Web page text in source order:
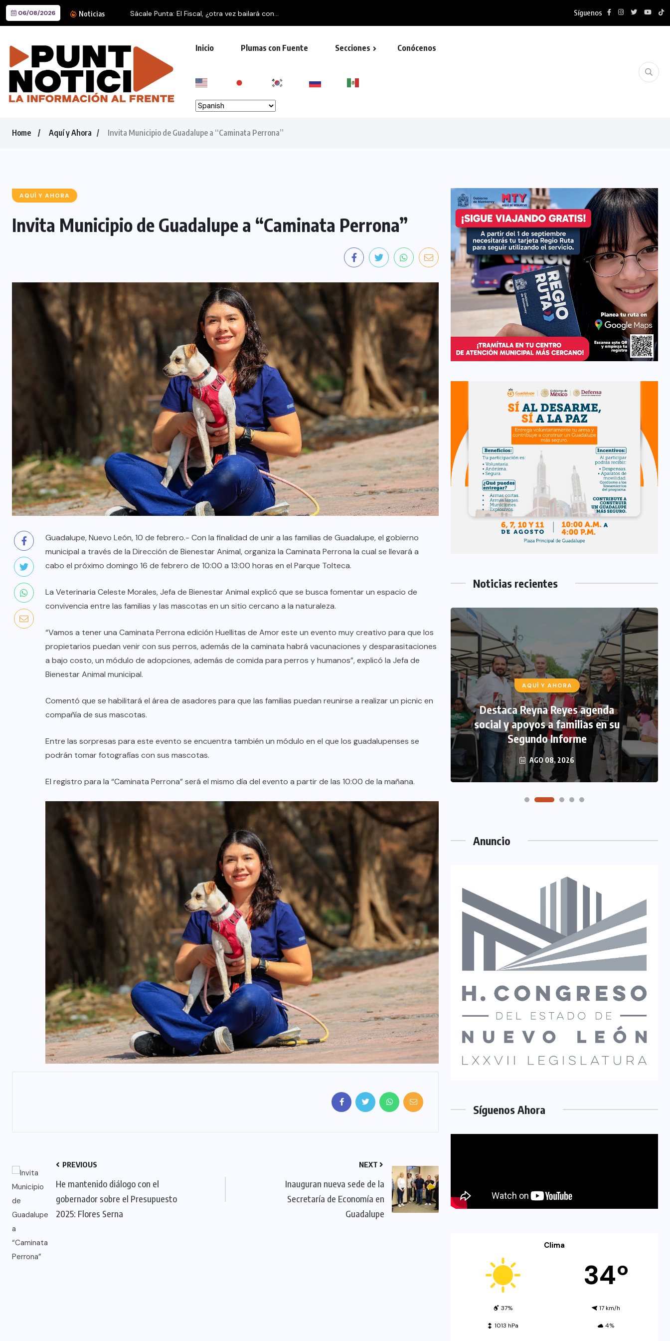
06/08/2026 Noticias Sácale Punta: El Fiscal, ¿otra vez bailará con... Síguenos
Inicio Plumas con Fuente Secciones Conócenos
Home Aquí y Ahora Invita Municipio de Guadalupe a “Caminata Perrona”
AQUÍ Y AHORA
Invita Municipio de Guadalupe a “Caminata Perrona”
Guadalupe, Nuevo León, 10 de febrero.- Con la finalidad de unir a las familias de Guadalupe, el gobierno
municipal a través de la Dirección de Bienestar Animal, organiza la Caminata Perrona la cual se llevará a
cabo el próximo domingo 16 de febrero de 10:00 a 13:00 horas en el Parque Tolteca.
La Veterinaria Celeste Morales, Jefa de Bienestar Animal explicó que se busca fomentar un espacio de
convivencia entre las familias y las mascotas en un sitio cercano a la naturaleza.
“Vamos a tener una Caminata Perrona edición Huellitas de Amor este un evento muy creativo para que los
propietarios puedan venir con sus perros, además de la caminata habrá vacunaciones y desparasitaciones
a bajo costo, un módulo de adopciones, además de comida para perros y humanos”, explicó la Jefa de
Bienestar Animal municipal.
Comentó que se habilitará el área de asadores para que las familias puedan reunirse a realizar un picnic en
compañía de sus mascotas.
Entre las sorpresas para este evento se encuentra también un módulo en el que los guadalupenses se
podrán tomar fotografías con sus mascotas.
El registro para la “Caminata Perrona” será el mismo día del evento a partir de las 10:00 de la mañana.
PREVIOUS
He mantenido diálogo con el
gobernador sobre el Presupuesto
2025: Flores Serna
NEXT
Inauguran nueva sede de la
Secretaría de Economía en
Guadalupe
Noticias recientes
AQUÍ Y AHORA
tramitar la tarjeta de la Regio Ruta
AGO 08, 2026
PLUMAS CON FUENTE
bailará con la escoba?
AQUÍ Y AHORA
Destaca Reyna Reyes agenda
social y apoyos a familias en su
Segundo Informe
AGO 08, 2026
Anuncio
Síguenos Ahora
Clima
34º
37% 17 km/h
1013 hPa 4%